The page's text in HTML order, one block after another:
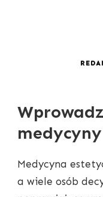
Medycyna
a wiele osób